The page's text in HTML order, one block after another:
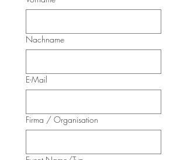
Nachname
E-Mail
Firma / Organisation